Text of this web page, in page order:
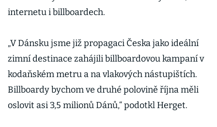
internetu i billboardech.
„V Dánsku jsme již propagaci Česka jako ideální
zimní destinace zahájili billboardovou kampaní v
kodaňském metru a na vlakových nástupištích.
Billboardy bychom ve druhé polovině října měli
oslovit asi 3,5 milionů Dánů,“ podotkl Herget.